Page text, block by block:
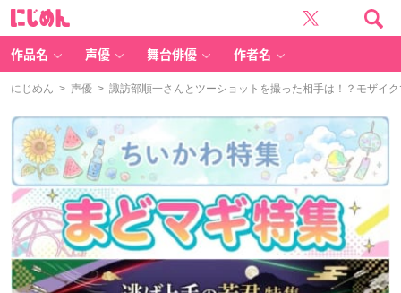
作品名 声優 舞台俳優 作者名
にじめん > 声優 > 諏訪部順一さんとツーショットを撮った相手は！？モザイ